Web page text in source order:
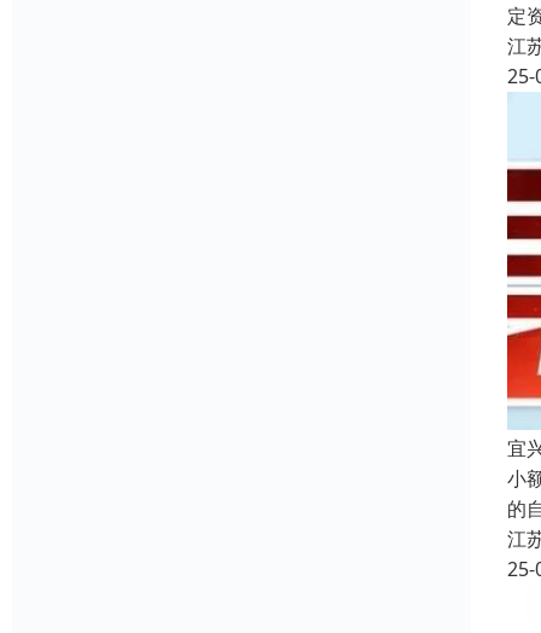
定
江
25-
宜
小
的
江
25-